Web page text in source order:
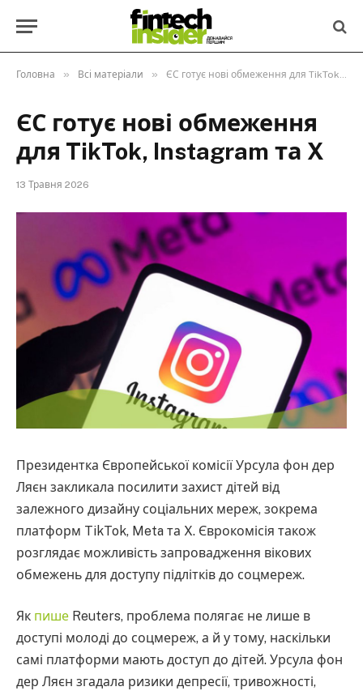
Головна » Всі матеріали » ЄС готує нові обмеження для TikTok, Instagram та X
ЄС готує нові обмеження
для TikTok, Instagram та X
13 Травня 2026
Президентка Європейської комісії Урсула фон дер
Ляєн закликала посилити захист дітей від
залежного дизайну соціальних мереж, зокрема
платформ TikTok, Meta та X. Єврокомісія також
розглядає можливість запровадження вікових
обмежень для доступу підлітків до соцмереж.
Як пише Reuters, проблема полягає не лише в
доступі молоді до соцмереж, а й у тому, наскільки
самі платформи мають доступ до дітей. Урсула фон
дер Ляєн згадала ризики депресії, тривожності,